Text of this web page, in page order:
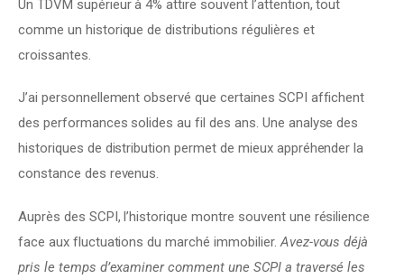
Un TDVM supérieur à 4% attire souvent l’attention, tout
comme un historique de distributions régulières et
croissantes.
J’ai personnellement observé que certaines SCPI affichent
des performances solides au fil des ans. Une analyse des
historiques de distribution permet de mieux appréhender la
constance des revenus.
Auprès des SCPI, l’historique montre souvent une résilience
face aux fluctuations du marché immobilier. Avez-vous déjà
pris le temps d’examiner comment une SCPI a traversé les